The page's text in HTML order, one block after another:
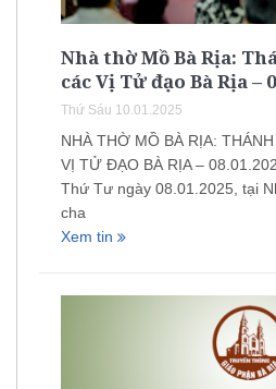
Nhà thờ Mồ Bà Rịa:
các Vị Tử đạo Bà Rịa –
Thứ Sáu 10.01.2025
NHÀ THỜ MỒ BÀ RỊA:
VỊ TỬ ĐẠO BÀ RỊA –
Thứ Tư ngày 08.01.2025, tại
cha
Xem tin